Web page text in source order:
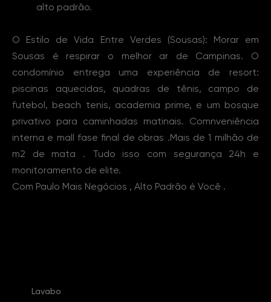
alto padrão.
O Estilo de Vida Entre Verdes (Sousas): Morar em
Sousas é respirar o melhor ar de Campinas. O
condomínio entrega uma experiência de resort:
piscinas aquecidas, quadras de tênis, campo de
futebol, beach tenis, academia prime, e um bosque
privativo para caminhadas matinais. Comnveniência
interna e mall fase final de obras .Mais de 1 milhão de
m2 de mata . Tudo isso com segurança 24h e
monitoramento de elite.
Com Paulo Mais Negócios , Alto Padrão é Você .
Lavabo